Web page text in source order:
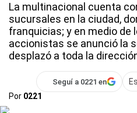
La multinacional cuenta
sucursales en la ciudad,
franquicias; y en medio de
accionistas se anunció la
desplazó a toda la
Seguí a 0221 en
Por 0221